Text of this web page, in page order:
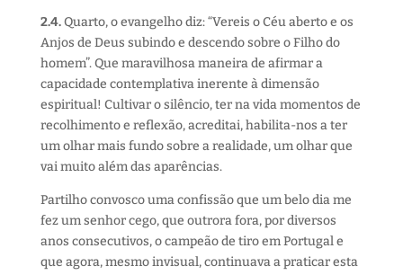
2.4.Quarto, o evangelho diz: “Vereis o Céu aberto e os
Anjos de Deus subindo e descendo sobre o Filho do
homem”. Que maravilhosa maneira de afirmar a
capacidade contemplativa inerente à dimensão
espiritual! Cultivar o silêncio, ter na vida momentos de
recolhimento e reflexão, acreditai, habilita-nos a ter
um olhar mais fundo sobre a realidade, um olhar que
vai muito além das aparências.
Partilho convosco uma confissão que um belo dia me
fez um senhor cego, que outrora fora, por diversos
anos consecutivos, o campeão de tiro em Portugal e
que agora, mesmo invisual, continuava a praticar esta